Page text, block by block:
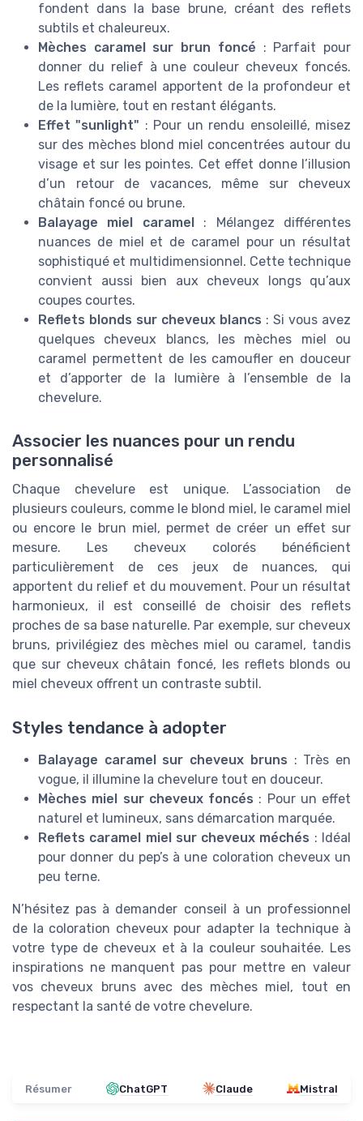
fondent dans la base brune, créant des reflets
subtils et chaleureux.
Mèches caramel sur brun foncé : Parfait pour
donner du relief à une couleur cheveux foncés.
Les reflets caramel apportent de la profondeur et
de la lumière, tout en restant élégants.
Effet "sunlight" : Pour un rendu ensoleillé, misez
sur des mèches blond miel concentrées autour du
visage et sur les pointes. Cet effet donne l’illusion
d’un retour de vacances, même sur cheveux
châtain foncé ou brune.
Balayage miel caramel
: Mélangez différentes
nuances de miel et de caramel pour un résultat
sophistiqué et multidimensionnel. Cette technique
convient aussi bien aux cheveux longs qu’aux
coupes courtes.
Reflets blonds sur cheveux blancs : Si vous avez
quelques cheveux blancs, les mèches miel ou
caramel permettent de les camoufler en douceur
et d’apporter de la lumière à l’ensemble de la
chevelure.
Associer les nuances pour un rendu
personnalisé
Chaque chevelure est unique. L’association de
plusieurs couleurs, comme le blond miel, le caramel miel
ou encore le brun miel, permet de créer un effet sur
mesure. Les cheveux colorés bénéficient
particulièrement de ces jeux de nuances, qui
apportent du relief et du mouvement. Pour un résultat
harmonieux, il est conseillé de choisir des reflets
proches de sa base naturelle. Par exemple, sur cheveux
bruns, privilégiez des mèches miel ou caramel, tandis
que sur cheveux châtain foncé, les reflets blonds ou
miel cheveux offrent un contraste subtil.
Styles tendance à adopter
Balayage caramel sur cheveux bruns : Très en
vogue, il illumine la chevelure tout en douceur.
Mèches miel sur cheveux foncés : Pour un effet
naturel et lumineux, sans démarcation marquée.
Reflets caramel miel sur cheveux méchés : Idéal
pour donner du pep’s à une coloration cheveux un
peu terne.
N’hésitez pas à demander conseil à un professionnel
de la coloration cheveux pour adapter la technique à
votre type de cheveux et à la couleur souhaitée. Les
inspirations ne manquent pas pour mettre en valeur
vos cheveux bruns avec des mèches miel, tout en
respectant la santé de votre chevelure.
Résumer ChatGPT Claude Mistral